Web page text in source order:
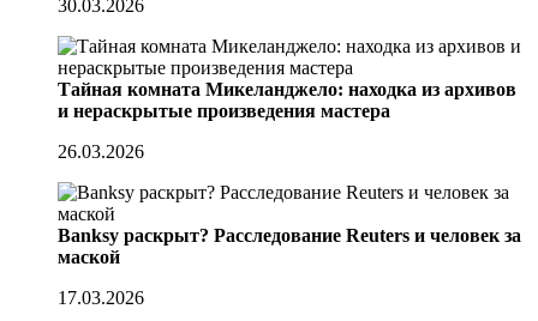
30.03.2026
Тайная комната Микеланджело: находка из архивов
и нераскрытые произведения мастера
26.03.2026
Banksy раскрыт? Расследование Reuters и человек за
маской
17.03.2026